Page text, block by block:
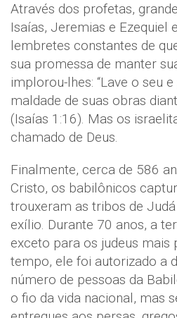
Através dos profetas,
Isaías, Jeremias e Ezequiel
lembretes constantes de
sua promessa de manter
implorou-lhes: “Lave o seu
maldade de suas obras
(Isaías 1:16). Mas os
chamado de Deus.
Finalmente, cerca de 586
Cristo, os babilônicos
trouxeram as tribos de
exílio. Durante 70 anos, a
exceto para os judeus mais
tempo, ele foi autorizado a
número de pessoas da
o fio da vida nacional, mas